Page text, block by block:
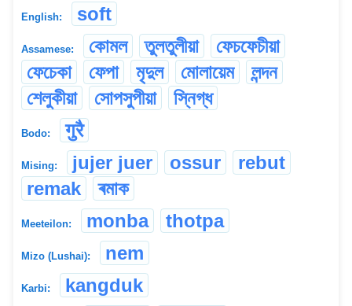
English: soft
Assamese: কোমল তুলতুলীয়া
ফেচফেচীয়া
ফেচেকা
ফেপা মৃদুল মোলায়েম
লন্দন
শেলুকীয়া
সোপসুপীয়া স্নিগ্ধ
Bodo: गुरै
Mising: jujer juer ossur
rebut
remak
ৰমাক
Meeteilon: monba thotpa
Mizo (Lushai): nem
Karbi: kangduk